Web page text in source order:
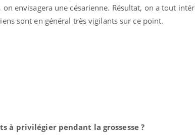
on envisagera une césarienne. Résultat, on a tout
sont en général très vigilants sur ce point.
à privilégier pendant la grossesse ?
pour